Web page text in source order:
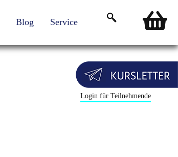
Blog Service
Login für Teilnehmende